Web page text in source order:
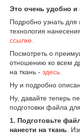
Это очень удобно и
Подробно узнать для
технология
ссылке.
Посмотреть о
отношению ко всем
на ткань - здесь.
Ну и подробно
Ну, давайте теперь
подготовки файла
1. Подготовьте
нанести на ткань .